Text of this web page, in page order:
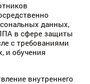
данных,
в сфере защиты
с требованиями
и обучения
внутреннего